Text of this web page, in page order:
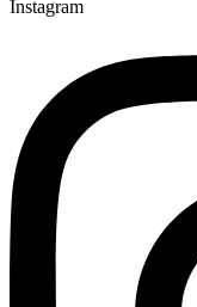
Instagram